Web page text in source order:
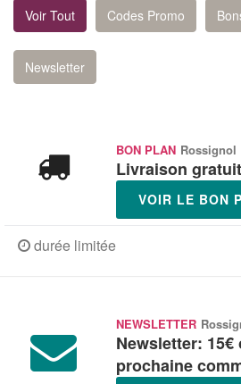
Voir Tout Codes Promo
Newsletter
BON PLAN Rossignol
Livraison
VOIR LE BON
durée limitée
NEWSLETTER
Newsletter:
prochaine